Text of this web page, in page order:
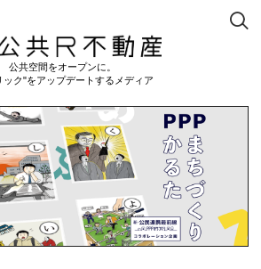
公共空間をオープンに。
ック"をアップデートするメディア